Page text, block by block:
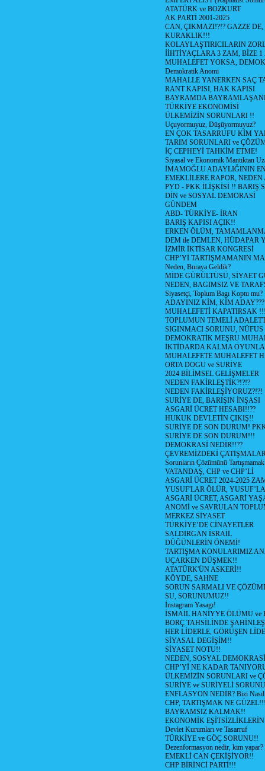
ATATÜRK ve BOZKURT
AK PARTİ 2001-2025
CAN, ÇIKMAZI!?!? GAZZE
KURAKLIK!!!
KOLAYLAŞTIRICILARIN
İİHTİYAÇLARA 3 ZAM, BİZE
MUHALEFET YOKSA,
Demokratik Anomi
MAHALLE YANERKEN SAÇ
RANT KAPISI, HAK KAPISI
BAYRAMDA
TÜRKİYE EKONOMİSİ
ÜLKEMİZİN SORUNLARI !!
Uçuyormuyuz, Düşüyormuyuz?
EN ÇOK TASARRUFU KİM
TARIM SORUNLARI ve
İÇ CEPHEYİ TAHKİM ETME!
Siyasal ve Ekonomik Mantıktan
İMAMOĞLU ADAYLIĞININ
EMEKLİLERE RAPOR,
PYD - PKK İLİŞKİSİ !! BARIŞ
DİN ve SOSYAL DEMORASİ
GÜNDEM
ABD- TÜRKİYE- İRAN
BARIŞ KAPISI AÇIK!!
ERKEN ÖLÜM,
DEM ile DEMLEN, HÜDAPAR
İZMİR İKTİSAR KONGRESİ
CHP’Yİ TARTIŞMAMANIN
Neden, Buraya Geldik?
MİDE GÜRÜLTÜSÜ, SİYAET
NEDEN, BAGIMSIZ VE
Siyasetçi, Toplum Bagı Koptu mu?
ADAYINIZ KİM, KİM ADAY???
MUHALEFETİ KAPATIRSAK
TOPLUMUN TEMELİ
SIGINMACI SORUNU,
DEMOKRATİK MEŞRU
İKTİDARDA KALMA
MUHALEFETE MUHALEFET
ORTA DOGU ve SURİYE
2024 BİLİMSEL GELİŞMELER
NEDEN FAKİRLEŞTİK?!?!?
NEDEN FAKİRLEŞİYORUZ?!?!
SURİYE DE, BARIŞIN İNŞASI
ASGARİ ÜCRET HESABI!!??
HUKUK DEVLETİN ÇIKIŞ!!
SURİYE DE SON DURUM!
SURİYE DE SON DURUM!!!
DEMOKRASİ NEDİR!!??
ÇEVREMİZDEKİ
Sorunların Çözümünü
VATANDAŞ, CHP ve CHP’Lİ
ASGARİ ÜCRET 2024-2025
YUSUF'LAR ÖLÜR,
ASGARİ ÜCRET, ASGARİ
ANOMİ ve SAVRULAN
MERKEZ SİYASET
TÜRKİYE’DE CİNAYETLER
SALDIRGAN İSRAİL
DÜĞÜNLERİN ÖNEMİ!
TARTIŞMA KONULARIMIZ
UÇARKEN DÜŞMEK!!
ATATÜRK'ÜN ASKERİ!!
KÖYDE, SAHNE
SORUN SARMALI VE
SU, SORUNUMUZ!!
İnstagram Yasagı!
İSMAİL HANİYYE ÖLÜMÜ ve
BORÇ TAHSİLİNDE
HER LİDERLE, GÖRÜŞEN
SİYASAL DEGİŞİM!!
SİYASET NOTU!!
NEDEN, SOSYAL
CHP’Yİ NE KADAR
ÜLKEMİZİN SORUNLARI ve
SURİYE ve SURİYELİ
ENFLASYON NEDİR? Bizi
CHP, TARTIŞMAK NE
BAYRAMSIZ KALMAK!!
EKONOMİK
Devlet Kurumları ve Tasarruf
TÜRKİYE ve GÖÇ SORUNU!!
Dezenformasyon nedir, kim yapar?
EMEKLİ CAN ÇEKİŞİYOR!!
CHP BİRİNCİ PARTİ!!!